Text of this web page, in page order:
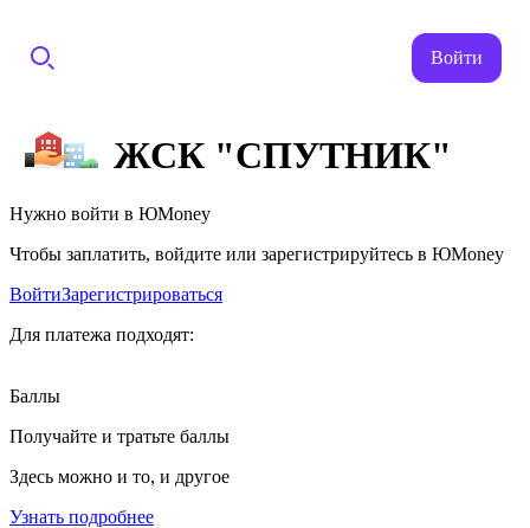
Войти
ЖСК "СПУТНИК"
Нужно войти в ЮMoney
Чтобы заплатить, войдите или зарегистрируйтесь в ЮMoney
ВойтиЗарегистрироваться
Для платежа подходят:
Баллы
Получайте и тратьте баллы
Здесь можно и то, и другое
Узнать подробнее